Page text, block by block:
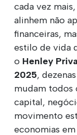
cada vez
alinhem não
financeiras,
estilo de vida
o Henley
2025,
mudam todos
capital,
movimento
economias